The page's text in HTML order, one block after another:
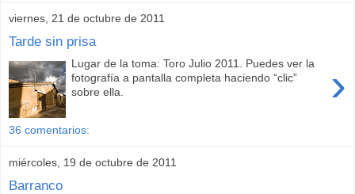
viernes, 21 de octubre de 2011
Tarde sin prisa
›
Lugar de la toma: Toro Julio 2011. Puedes ver la
fotografía a pantalla completa haciendo “clic”
sobre ella.
36 comentarios:
miércoles, 19 de octubre de 2011
Barranco